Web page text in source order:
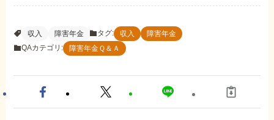
収入 障害年金 タグ: 収入
障害年金
QAカテゴリ:
障害年金Ｑ＆Ａ